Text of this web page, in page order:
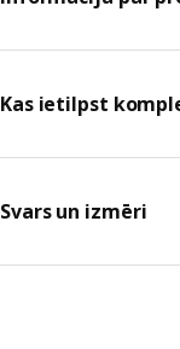
Kas ietilpst
Svars un izmēri